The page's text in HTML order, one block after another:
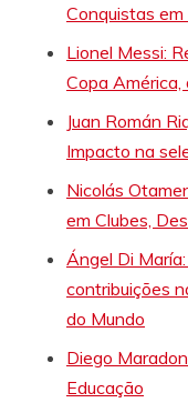
Conquistas
Lionel Messi:
Copa
Juan Román
Impacto na
Nicolás
em Clubes,
Ángel Di
contribuições
do Mundo
Diego
Educação